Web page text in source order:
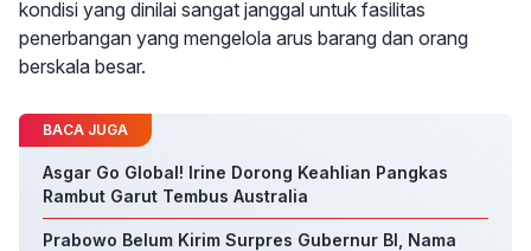
kondisi yang dinilai sangat janggal untuk fasilitas
penerbangan yang mengelola arus barang dan orang
berskala besar.
BACA JUGA
Asgar Go Global! Irine Dorong Keahlian Pangkas
Rambut Garut Tembus Australia
Prabowo Belum Kirim Surpres Gubernur BI, Nama